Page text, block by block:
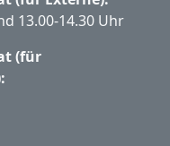
13.00-14.30 Uhr
(für